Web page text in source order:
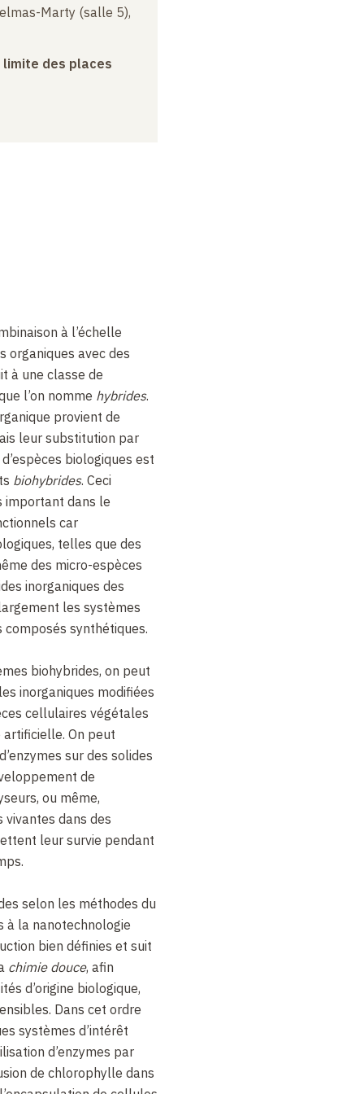
Marty (salle 5),
limite des places
à l’échelle
organiques avec des
à une classe de
l’on nomme hybrides.
provient de
leur substitution par
biologiques est
biohybrides. Ceci
important dans le
car
telles que des
des micro-espèces
inorganiques des
les systèmes
synthétiques.
biohybrides, on peut
inorganiques modifiées
cellulaires végétales
On peut
sur des solides
de
ou même,
vivantes dans des
leur survie pendant
selon les méthodes du
à la nanotechnologie
bien définies et suit
chimie douce, afin
d’origine biologique,
Dans cet ordre
systèmes d’intérêt
d’enzymes par
de chlorophylle dans